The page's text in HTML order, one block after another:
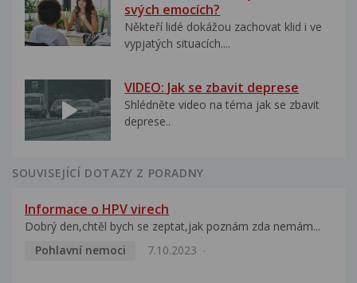
svých emocích?
Někteří lidé dokážou zachovat klid i ve
vypjatých situacích....
VIDEO: Jak se zbavit deprese
Shlédněte video na téma jak se zbavit
deprese..
SOUVISEJÍCÍ DOTAZY Z PORADNY
Informace o HPV virech
Dobrý den,chtěl bych se zeptat,jak poznám zda nemám...
Pohlavní nemoci
7.10.2023